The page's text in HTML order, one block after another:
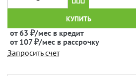
КУПИТЬ
от 63 ₽/мес в кредит
от 107 ₽/мес в рассрочку
Запросить счет